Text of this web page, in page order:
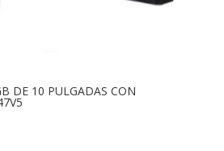
DE 10 PULGADAS CON